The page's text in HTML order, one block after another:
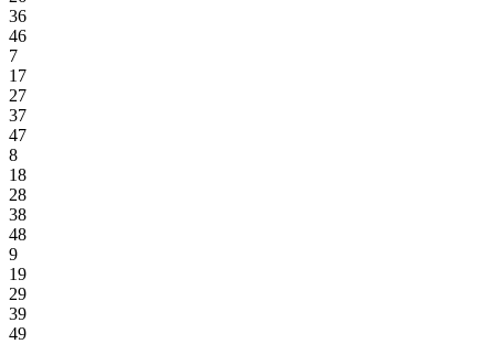
36
46
7
17
27
37
47
8
18
28
38
48
9
19
29
39
49